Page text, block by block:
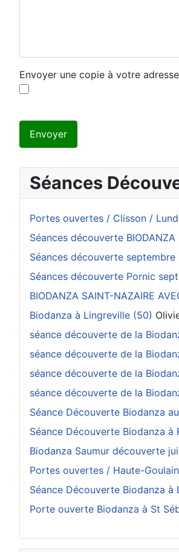
Envoyer une copie à votre adresse
Envoyer
Séances
Portes ouvertes / Clisson /
Séances découverte BIODANZA
Séances découverte
Séances découverte Pornic
BIODANZA SAINT-NAZAIRE
Biodanza à Lingreville (50)
séance découverte de la
séance découverte de la
séance découverte de la
séance découverte de la
Séance Découverte Biodanza
Séance Découverte Biodanza à
Biodanza Saumur découverte
Portes ouvertes / Haute-
Séance Découverte Biodanza à
Porte ouverte Biodanza à St